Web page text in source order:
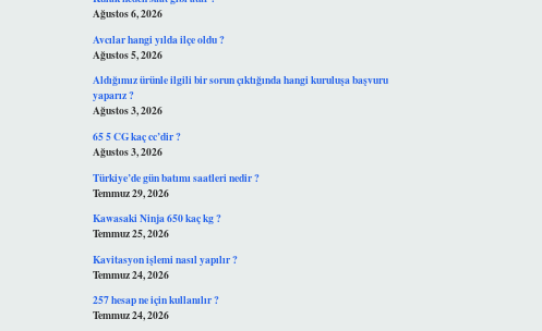
Ağustos 6, 2026
Avcılar hangi yılda ilçe oldu ?
Ağustos 5, 2026
Aldığımız ürünle ilgili bir sorun çıktığında hangi kuruluşa başvuru
yaparız ?
Ağustos 3, 2026
65 5 CG kaç cc’dir ?
Ağustos 3, 2026
Türkiye’de gün batımı saatleri nedir ?
Temmuz 29, 2026
Kawasaki Ninja 650 kaç kg ?
Temmuz 25, 2026
Kavitasyon işlemi nasıl yapılır ?
Temmuz 24, 2026
257 hesap ne için kullanılır ?
Temmuz 24, 2026